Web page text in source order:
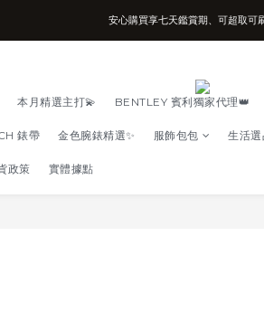
台南實體店面、兩年機芯保固、
本月精選主打💫 BENTLEY 賓利獨家代理👑
錶帶 金色腕錶精選✨ 服飾包包 生活選
政策 實體據點